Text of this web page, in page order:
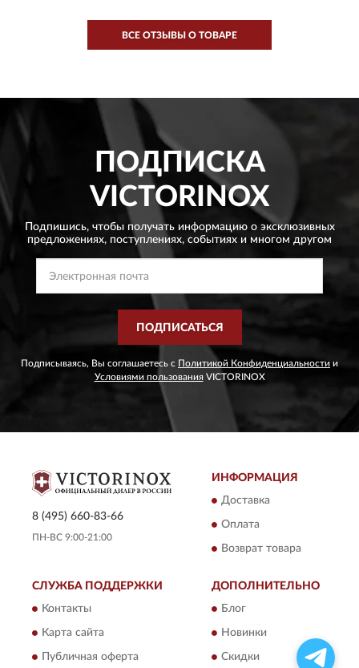
ВСЕ ОТЗЫВЫ О ТОВАРЕ
ПОДПИСКА
VICTORINOX
Подпишись, чтобы получать информацию о эксклюзивных
предложениях, поступлениях, событиях и многом другом
ПОДПИСАТЬСЯ
Подписываясь, Вы соглашаетесь с Политикой Конфиденциальности и
Условиями пользованияVICTORINOX
8 (495) 660-83-66
ПН-ВС 9:00-21:00
ИНФОРМАЦИЯ
Доставка
Оплата
Возврат товара
СЛУЖБА ПОДДЕРЖКИ
Контакты
Карта сайта
Публичная оферта
ДОПОЛНИТЕЛЬНО
Блог
Новинки
Скидки